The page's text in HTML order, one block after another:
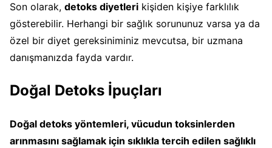
Son olarak, detoks diyetleri kişiden kişiye farklılık
gösterebilir. Herhangi bir sağlık sorununuz varsa ya da
özel bir diyet gereksiniminiz mevcutsa, bir uzmana
danışmanızda fayda vardır.
Doğal Detoks İpuçları
Doğal detoks yöntemleri, vücudun toksinlerden
arınmasını sağlamak için sıklıkla tercih edilen sağlıklı